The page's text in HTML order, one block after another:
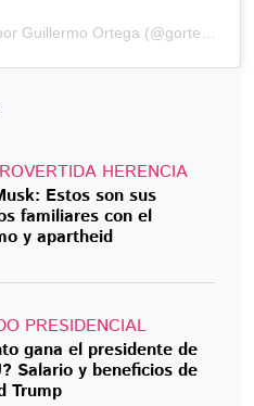
HERENCIA
Estos son sus
familiares con el
y apartheid
PRESIDENCIAL
gana el presidente de
Salario y beneficios de
Trump